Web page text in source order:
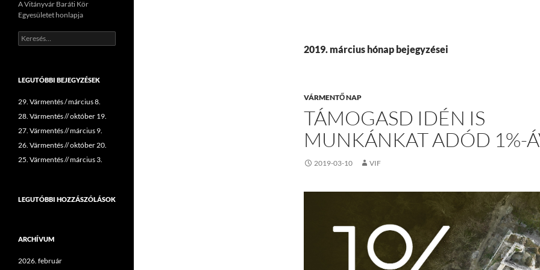
2019. március hónap bejegyzései
VÁRMENTŐ NAP
TÁMOGASD IDÉN IS
MUNKÁNKAT ADÓD 1%-
2019-03-10 VIF
A Vitányvár Baráti Kör
Egyesületet honlapja
Keresés:
LEGUTÓBBI BEJEGYZÉSEK
29. Vármentés / március 8.
28. Vármentés // október 19.
27. Vármentés // március 9.
26. Vármentés // október 20.
25. Vármentés // március 3.
LEGUTÓBBI HOZZÁSZÓLÁSOK
ARCHÍVUM
2026. február